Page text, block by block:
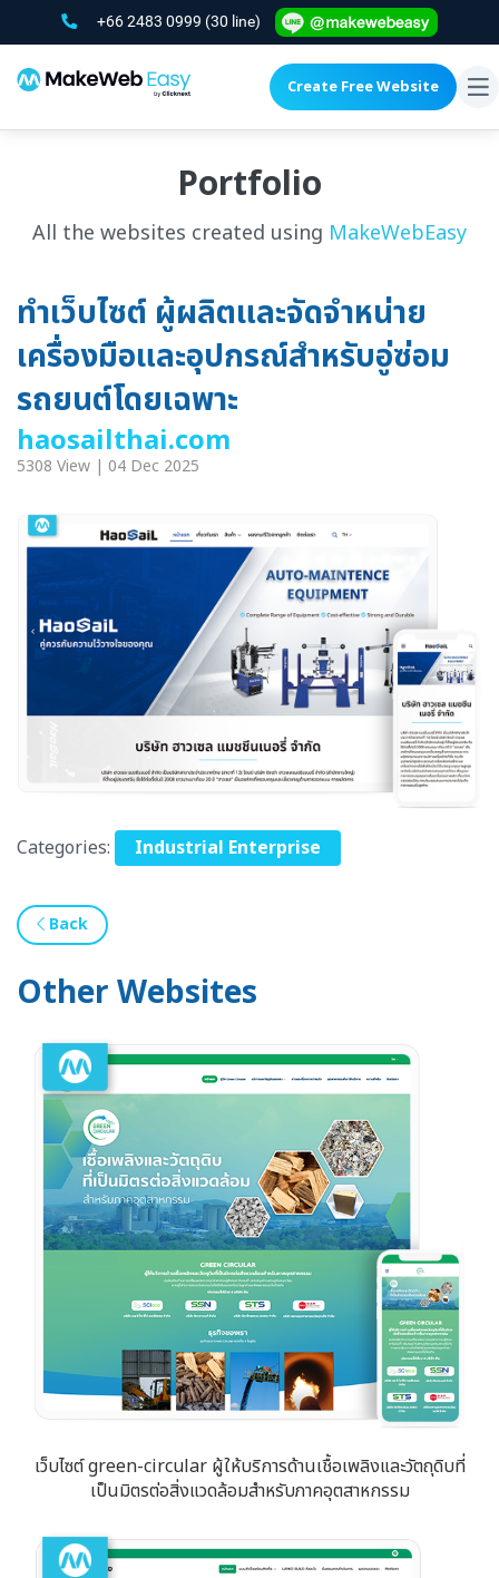
+66 2483 0999 (30 line)
Create Free Website
Portfolio
All the websites created using MakeWebEasy
ทำเว็บไซต์ ผู้ผลิตและจัดจำหน่าย
เครื่องมือและอุปกรณ์สำหรับอู่ซ่อม
รถยนต์โดยเฉพาะ
haosailthai.com
5308 View | 04 Dec 2025
Categories: Industrial Enterprise
Back
Other Websites
เว็บไซต์ green-circular ผู้ให้บริการด้านเชื้อเพลิงและวัตถุดิบที่
เป็นมิตรต่อสิ่งแวดล้อมสำหรับภาคอุตสาหกรรม